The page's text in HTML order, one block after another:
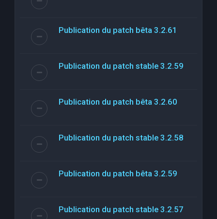
Publication du patch bêta 3.2.61
Publication du patch stable 3.2.59
Publication du patch bêta 3.2.60
Publication du patch stable 3.2.58
Publication du patch bêta 3.2.59
Publication du patch stable 3.2.57